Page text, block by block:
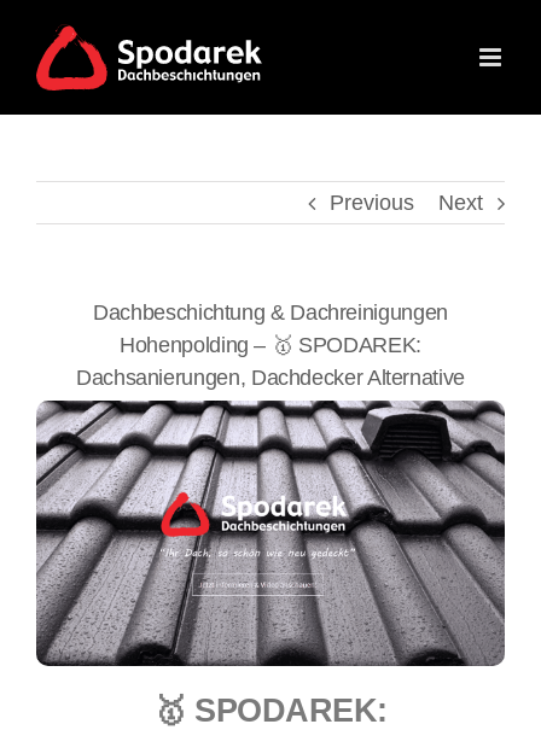
content
Previous Next
Dachbeschichtung & Dachreinigungen
Hohenpolding – 🥇 SPODAREK:
Dachsanierungen, Dachdecker Alternative
🥇 SPODAREK: